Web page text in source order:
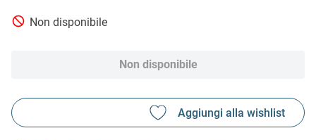
Non disponibile
Non disponibile